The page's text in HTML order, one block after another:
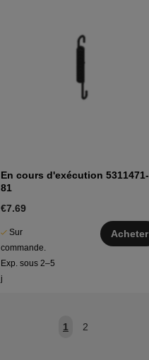
En cours d'exécution 5311471-
81
€7.69
Sur
commande.
Exp. sous 2–5
j
Acheter
1 2